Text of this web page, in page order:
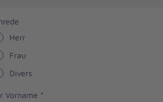
Herr
Frau
Divers
Vorname *